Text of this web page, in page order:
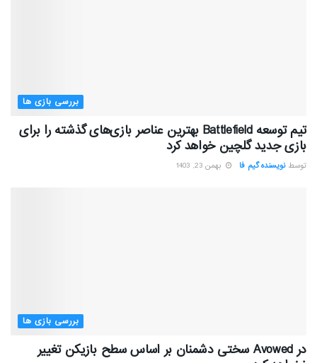
بررسی بازی ها
تیم توسعه Battlefield بهترین عناصر بازی‌های گذشته را برای
بازی جدید گلچین خواهد کرد
توسط نویسنده گیم فا بهمن 23, 1403
بررسی بازی ها
در Avowed سختی دشمنان بر اساس سطح بازیکن تغییر